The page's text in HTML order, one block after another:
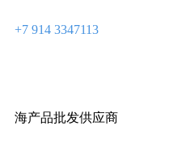
+7 914 3347113
海产品批发供应商